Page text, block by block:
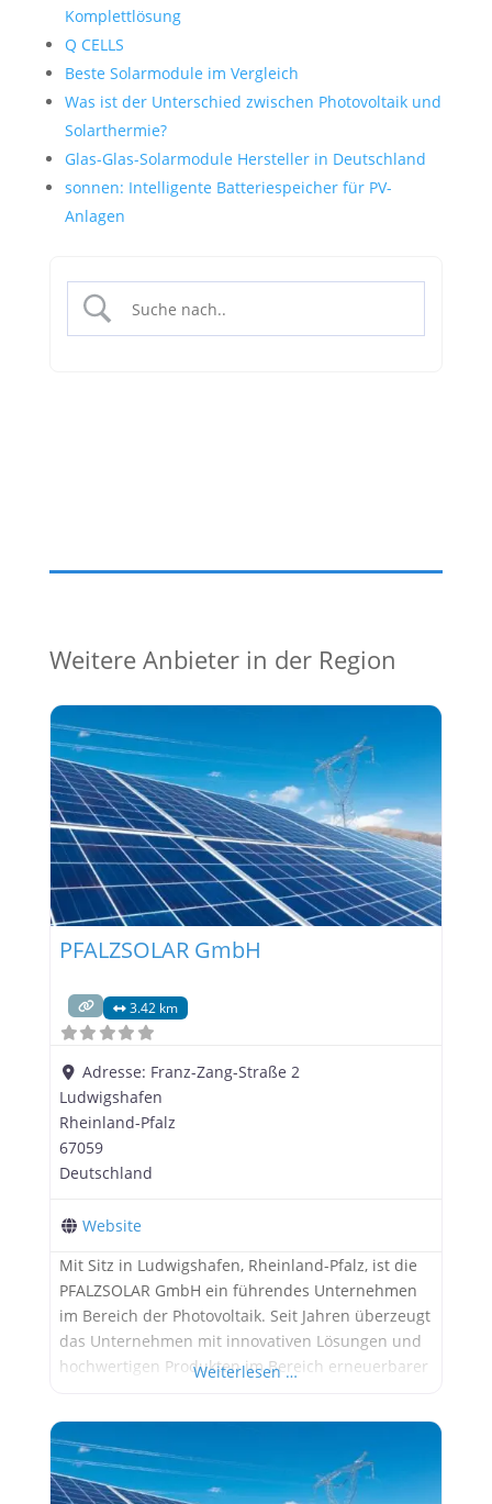
Komplettlösung
Q CELLS
Beste Solarmodule im Vergleich
Was ist der Unterschied zwischen Photovoltaik und
Solarthermie?
Glas-Glas-Solarmodule Hersteller in Deutschland
sonnen: Intelligente Batteriespeicher für PV-
Anlagen
Weitere Anbieter in der Region
PFALZSOLAR GmbH
3.42 km
Adresse: Franz-Zang-Straße 2
Ludwigshafen
Rheinland-Pfalz
67059
Deutschland
Website
Mit Sitz in Ludwigshafen, Rheinland-Pfalz, ist die
PFALZSOLAR GmbH ein führendes Unternehmen
im Bereich der Photovoltaik. Seit Jahren überzeugt
das Unternehmen mit innovativen Lösungen und
hochwertigen Produkten im Bereich erneuerbarer
Planung, Installation und Wartung von
Photovoltaikanlagen spezialisiert und bietet ihren
Kunden maßgeschneiderte Lösungen für eine
nachhaltige Energieversorgung. Das erfahrene
Weiterlesen …